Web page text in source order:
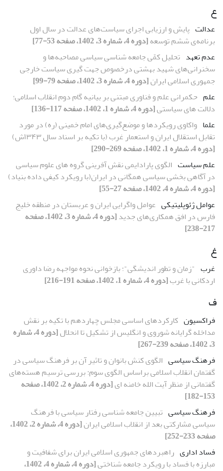
ع
عدالت پایش و ارزیابی اجرای سیاست‌های عدالت در سال اول
برنامه‌ی ششم توسعه[دوره 4، شماره 3، 1402، صفحه 53-77]
عدم تعهد تحلیل کمّی جامعه شناسی سیاسی مصاحبه‌ها و
سخنرانی‌های شهید بهشتی درخصوص جهت گیری سیاست خارجی
جمهوری اسلامی ایران[دوره 4، شماره 3، 1402، صفحه 79-99]
علم حکمرانی علم و فناوری مبتنی بر بیانیه گام دوم انقلاب اسلامی؛
دلالت های سیاستی[دوره 4، شماره 1، 1402، صفحه 117-136]
علما واکاوی رویکردها و موضع‌گیری‌های امام خمینی (ره) در مورد
تقابل استقلال ایران و استعمار غرب (با تکیه بر اسناد سال ۱۳۴۳ش)
[دوره 4، شماره 1، 1402، صفحه 269-290]
علم سیاست الگوی پارادایمی نقش آفرینی گروه های علوم سیاسی
در آگاهی بخشی سیاسی همگانی در ایران(با رویکرد کیفی داده بنیاد)
[دوره 4، شماره 4، 1402، صفحه 27-55]
عوامل ژئوپلیتیکی عوامل واگرایی ایران و عربستان در منطقه خلیج
فارس در افق همکاری‌های جدید
[دوره 4، شماره 3، 1402، صفحه
217-238]
غ
غرب "زمان و تطور اندیشگی"؛ بازخوانی نحوه مواجهه رضا داوری
اردکانی با غرب[دوره 4، شماره 1، 1402، صفحه 191-216]
ف
فراکسیون کارکردهای اساسی مجلس چهاردهم با تکیه بر نقش
مداخله گرایانه شوروی و انگلیس از تشکیل تا انحلال
[دوره 4، شماره
3، 1402، صفحه 239-267]
فرهنگ سیاسی الگوی کنش بانوان و تاثیر آن بر فرهنگ سیاسی در
گفتمان انقلاب اسلامی براساس الگوی سوم: بررسی ترسیم هسته‌های
گفتمانی از منظر آیت الله خامنه ای
[دوره 4، شماره 2، 1402، صفحه
153-182]
فرهنگ سیاسی تبیین جامعه شناسی رفتار سیاسی با فرهنگ
سیاسی مشارکتی بعد از انقلاب اسلامی ایران
[دوره 4، شماره 2، 1402،
صفحه 233-252]
فساد اداری راهبردهای جمهوری اسلامی ایران برای شفافیت و
مبارزه با فساد با رویکرد جامعه شناختی
[دوره 4، شماره 4، 1402،